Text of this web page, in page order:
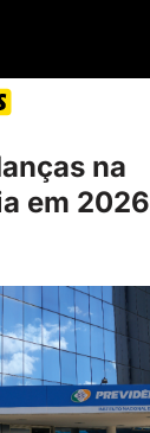
na
em 2026